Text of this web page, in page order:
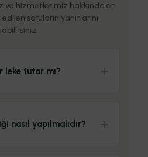
ve hizmetlerimiz hakkında en
soruların yanıtlarını
leke tutar mı?
nasıl yapılmalıdır?